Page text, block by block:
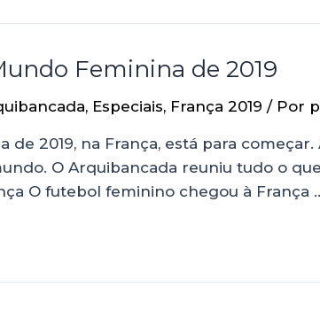
Feminina de 2019
, Especiais, França 2019 / Por
de 2019, na França, está para
O Arquibancada reuniu tudo o
O futebol feminino chegou à França